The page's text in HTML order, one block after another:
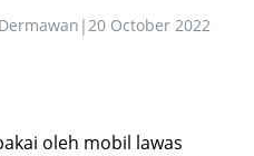
|20 October 2022
oleh mobil lawas